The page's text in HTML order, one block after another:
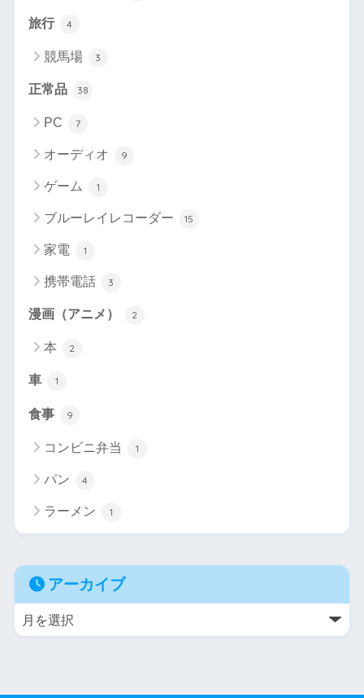
旅行 4
競馬場 3
正常品 38
PC 7
オーディオ 9
ゲーム 1
ブルーレイレコーダー 15
家電 1
携帯電話 3
漫画（アニメ） 2
本 2
車 1
食事 9
コンビニ弁当 1
パン 4
ラーメン 1
アーカイブ